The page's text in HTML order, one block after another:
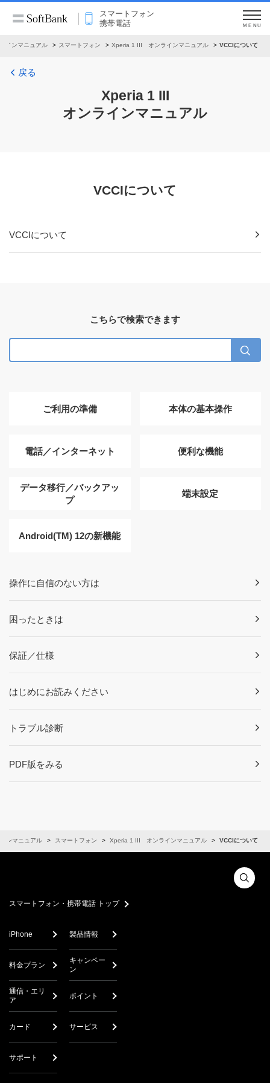
スマートフォン
携帯電話
MENU
インマニュアル スマートフォン Xperia 1 III オンラインマニュアル VCCIについて
戻る
Xperia 1 III
オンラインマニュアル
VCCIについて
VCCIについて
こちらで検索できます
ご利用の準備 本体の基本操作
電話／インターネット 便利な機能
データ移行／バックアッ
プ
端末設定
Android(TM) 12の新機能
操作に自信のない方は
困ったときは
保証／仕様
はじめにお読みください
トラブル診断
PDF版をみる
ンマニュアル スマートフォン Xperia 1 III オンラインマニュアル VCCIについて
スマートフォン・携帯電話 トップ
iPhone 製品情報
料金プラン
キャンペー
ン
通信・エリ
ア
ポイント
カード サービス
サポート